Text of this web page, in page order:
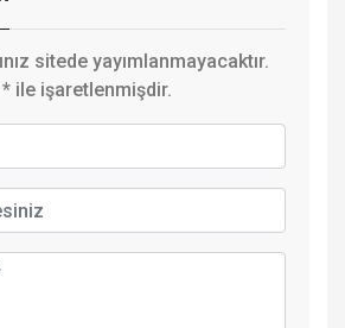
sitede yayımlanmayacaktır.
* ile işaretlenmişdir.